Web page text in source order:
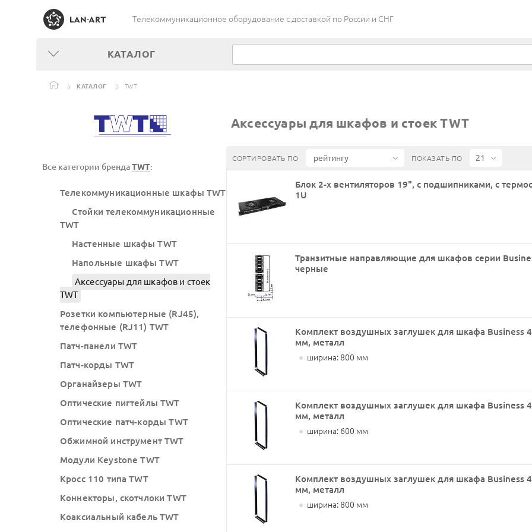
Телекоммуникационное оборудование c доставкой по России и СНГ
КАТАЛОГ
КАТАЛОГ TWT
Аксессуары для шкафов и стоек TWT
Все категории брендаTWT:
Телекоммуникационные шкафы TWT
Стойки телекоммуникационные
TWT
Настенные шкафы TWT
Напольные шкафы TWT
Аксессуары для шкафов и стоек
TWT
Розетки компьютерные (RJ45),
телефонные (RJ11) TWT
Патч-панели TWT
Патч-корды TWT
Органайзеры TWT
Оптические пигтейлы TWT
Оптические патч-корды TWT
Обжимной инструмент TWT
Модули Keystone TWT
Кросс 110 типа TWT
Коннекторы, скотчлоки TWT
Коаксиальный кабель TWT
СОРТИРОВАТЬ ПО ПОКАЗАТЬ ПО
Блок 2-х вентиляторов 19", с подшипниками, с
1U
Транзитные направляющие для шкафов серии
черные
Комплект воздушных заглушек для шкафа Business
мм, металл
● ширина: 800 мм
Комплект воздушных заглушек для шкафа Business
мм, металл
● ширина: 600 мм
Комплект воздушных заглушек для шкафа Business
мм, металл
● ширина: 800 мм